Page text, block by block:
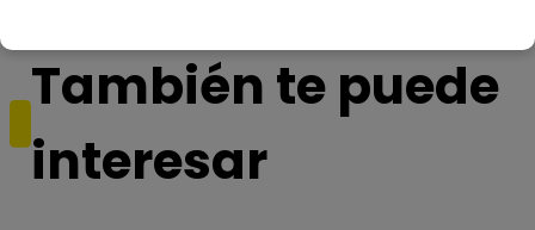
También te puede
interesar